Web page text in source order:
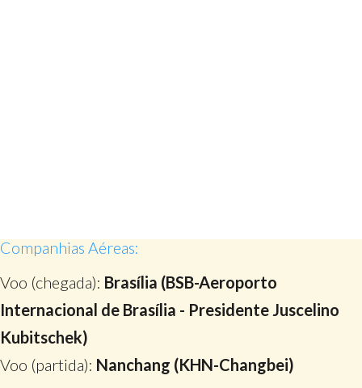
Companhias Aéreas:
Voo (chegada): Brasília (BSB-Aeroporto
Internacional de Brasília - Presidente Juscelino
Kubitschek)
Voo (partida): Nanchang (KHN-Changbei)